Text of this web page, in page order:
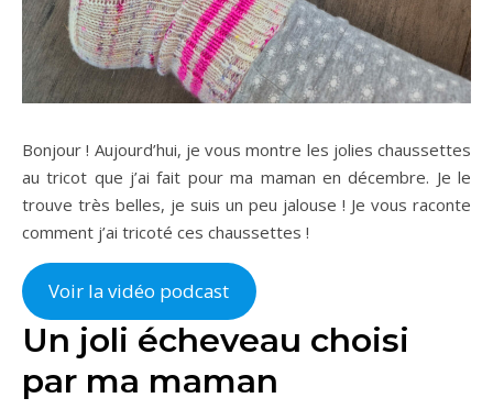
Bonjour ! Aujourd’hui, je vous montre les jolies chaussettes
au tricot que j’ai fait pour ma maman en décembre. Je le
trouve très belles, je suis un peu jalouse ! Je vous raconte
comment j’ai tricoté ces chaussettes !
Voir la vidéo podcast
Un joli écheveau choisi
par ma maman